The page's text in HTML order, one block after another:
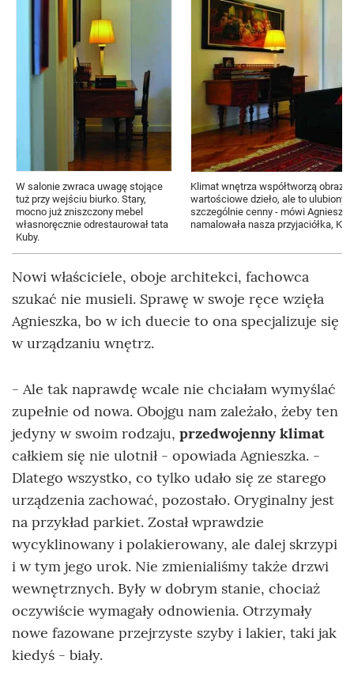
W salonie zwraca uwagę stojące
tuż przy wejściu biurko. Stary,
mocno już zniszczony mebel
własnoręcznie odrestaurował tata
Kuby.
Klimat wnętrza współtworzą
wartościowe dzieło, ale to ulubiony
szczególnie cenny - mówi
namalowała nasza przyjaciółka,
Nowi właściciele, oboje architekci, fachowca
szukać nie musieli. Sprawę w swoje ręce wzięła
Agnieszka, bo w ich duecie to ona specjalizuje się
w urządzaniu wnętrz.
- Ale tak naprawdę wcale nie chciałam wymyślać
zupełnie od nowa. Obojgu nam zależało, żeby ten
jedyny w swoim rodzaju, przedwojenny klimat
całkiem się nie ulotnił - opowiada Agnieszka. -
Dlatego wszystko, co tylko udało się ze starego
urządzenia zachować, pozostało. Oryginalny jest
na przykład parkiet. Został wprawdzie
wycyklinowany i polakierowany, ale dalej skrzypi
i w tym jego urok. Nie zmienialiśmy także drzwi
wewnętrznych. Były w dobrym stanie, chociaż
oczywiście wymagały odnowienia. Otrzymały
nowe fazowane przejrzyste szyby i lakier, taki jak
kiedyś - biały.